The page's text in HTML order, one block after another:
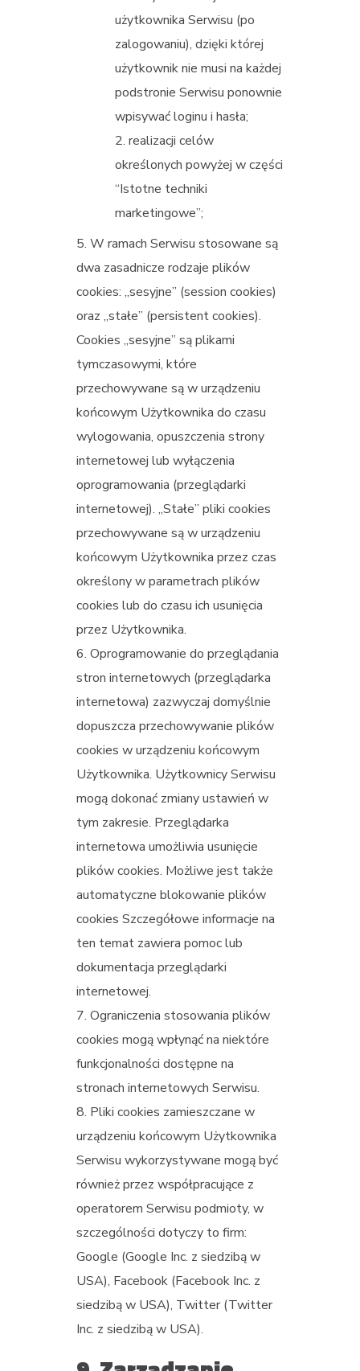
użytkownika Serwisu (po
zalogowaniu), dzięki której
użytkownik nie musi na każdej
podstronie Serwisu ponownie
wpisywać loginu i hasła;
realizacji celów
określonych powyżej w części
“Istotne techniki
marketingowe”;
W ramach Serwisu stosowane są
dwa zasadnicze rodzaje plików
cookies: „sesyjne” (session cookies)
oraz „stałe” (persistent cookies).
Cookies „sesyjne” są plikami
tymczasowymi, które
przechowywane są w urządzeniu
końcowym Użytkownika do czasu
wylogowania, opuszczenia strony
internetowej lub wyłączenia
oprogramowania (przeglądarki
internetowej). „Stałe” pliki cookies
przechowywane są w urządzeniu
końcowym Użytkownika przez czas
określony w parametrach plików
cookies lub do czasu ich usunięcia
przez Użytkownika.
Oprogramowanie do przeglądania
stron internetowych (przeglądarka
internetowa) zazwyczaj domyślnie
dopuszcza przechowywanie plików
cookies w urządzeniu końcowym
Użytkownika. Użytkownicy Serwisu
mogą dokonać zmiany ustawień w
tym zakresie. Przeglądarka
internetowa umożliwia usunięcie
plików cookies. Możliwe jest także
automatyczne blokowanie plików
cookies Szczegółowe informacje na
ten temat zawiera pomoc lub
dokumentacja przeglądarki
internetowej.
Ograniczenia stosowania plików
cookies mogą wpłynąć na niektóre
funkcjonalności dostępne na
stronach internetowych Serwisu.
Pliki cookies zamieszczane w
urządzeniu końcowym Użytkownika
Serwisu wykorzystywane mogą być
również przez współpracujące z
operatorem Serwisu podmioty, w
szczególności dotyczy to firm:
Google (Google Inc. z siedzibą w
USA), Facebook (Facebook Inc. z
siedzibą w USA), Twitter (Twitter
Inc. z siedzibą w USA).